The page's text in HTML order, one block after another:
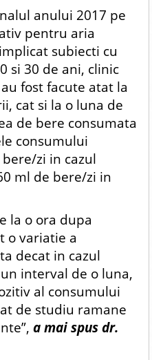
anului 2017 pe
pentru aria
subiecti cu
si 30 de ani, clinic
fost facute atat la
cat si la o luna de
de bere consumata
consumului
zi in cazul
ml de bere/zi in
la o ora dupa
o variatie a
decat in cazul
interval de o luna,
al consumului
de studiu ramane
a mai spus dr.